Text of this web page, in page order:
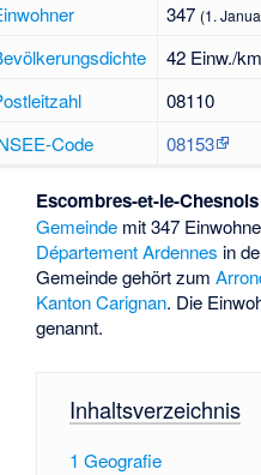
347 (1.
42 Einw./
08110
Code
08153
Escombres-et-le-Chesnois
Gemeinde mit 347
Département Ardennes in
Gemeinde gehört zum
Kanton Carignan. Die
genannt.
Inhaltsverzeichnis
1 Geografie